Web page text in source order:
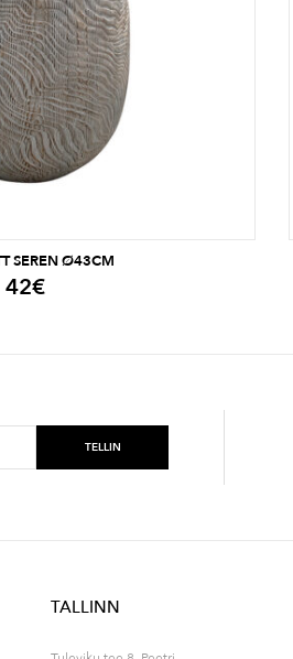
SEREN Ø43CM
42€
TALLINN